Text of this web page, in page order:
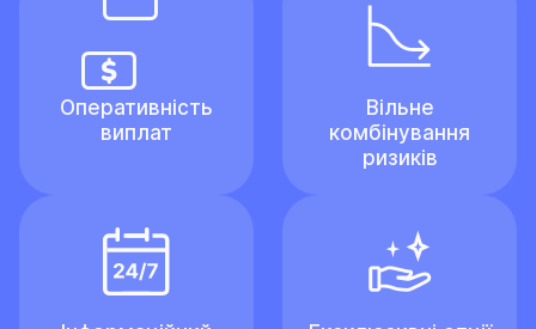
Оперативність
виплат
Вільне
комбінування
ризиків